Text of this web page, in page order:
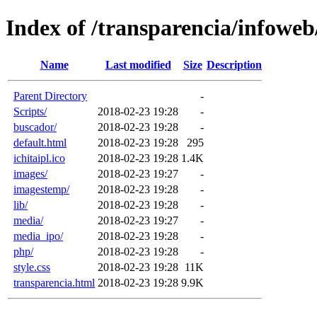
Index of /transparencia/
Name Last modified Size Description
Parent Directory
-
Scripts/
2018-02-23 19:28
-
buscador/
2018-02-23 19:28
-
default.html
2018-02-23 19:28
295
ichitaipl.ico
2018-02-23 19:28 1.4K
images/
2018-02-23 19:27
-
imagestemp/
2018-02-23 19:28
-
lib/
2018-02-23 19:28
-
media/
2018-02-23 19:27
-
media_ipo/
2018-02-23 19:28
-
php/
2018-02-23 19:28
-
style.css
2018-02-23 19:28 11K
transparencia.html 2018-02-23 19:28 9.9K